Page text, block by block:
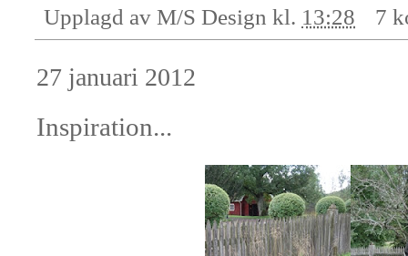
Upplagd av M/S Design kl. 13:28 7
27 januari 2012
Inspiration...